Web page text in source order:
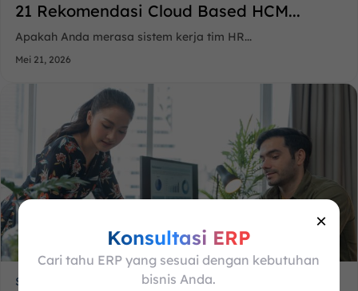
21 Rekomendasi Cloud Based HCM...
Apakah Anda merasa sistem kerja tim HR...
Mei 21, 2026
Solusi
×
Konsultasi ERP
Cari tahu ERP yang sesuai dengan kebutuhan
bisnis Anda.